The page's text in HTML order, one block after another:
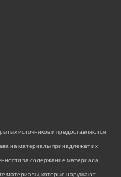
источников и предоставляются
на материалы принадлежат их
за содержание материала
материалы, которые нарушают